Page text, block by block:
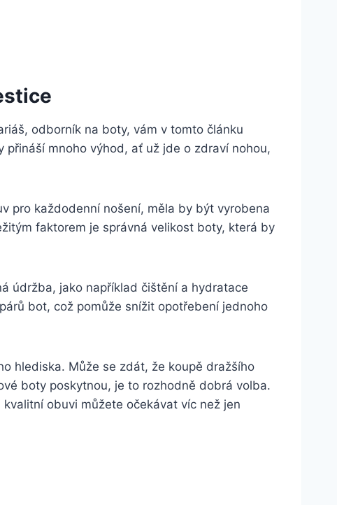
⁤odborník na boty, ⁣vám ‍v ⁢tomto článku
mnoho výhod,‍ ať ​už jde o zdraví nohou,
pro každodenní nošení, měla by být vyrobena
faktorem je správná ​velikost boty, která ⁣by
údržba, jako například čištění a hydratace‌
bot, ‌což pomůže snížit opotřebení jednoho
hlediska. Může ⁢se zdát, že koupě dražšího⁤
boty poskytnou, ⁢je to rozhodně​ dobrá volba.
obuvi můžete očekávat víc než jen